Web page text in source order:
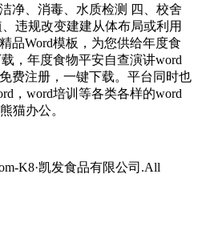
净、消毒、水质检测 四、校舍
违规改变建建从体布局或利用
品Word模板，为您供给年度食
，年度食物平安自查演讲word
费注册，一键下载。平台同时也
，word培训等各类各样的word
猫办公。
K8·凯发食品有限公司.All